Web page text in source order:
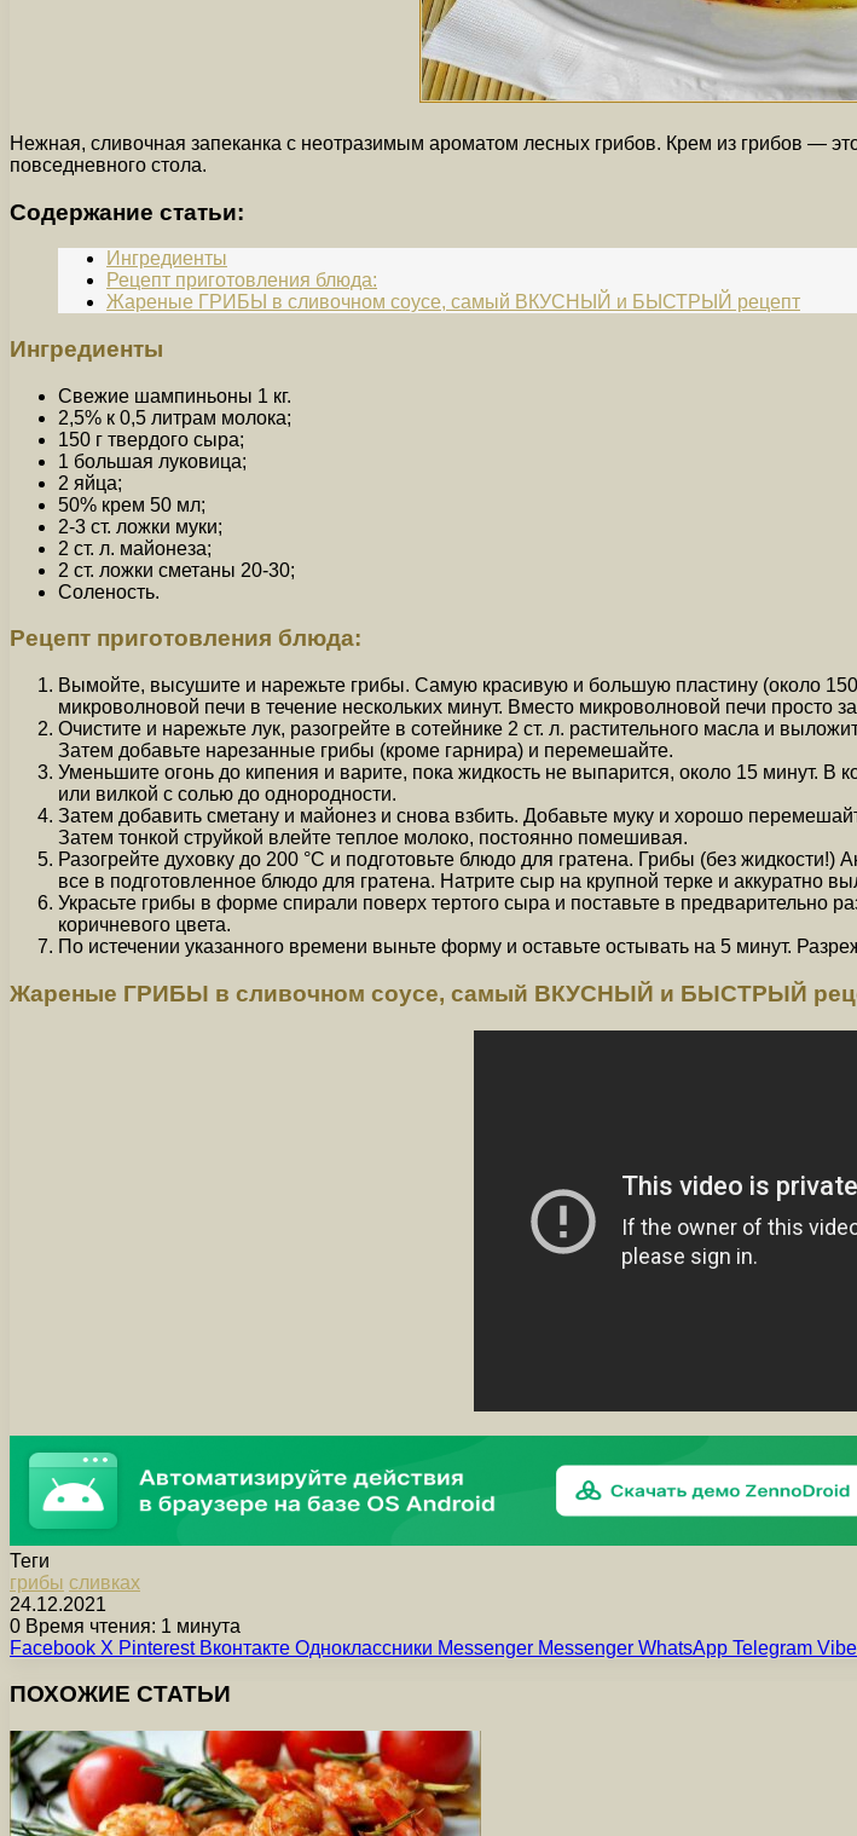
Нежная, сливочная запеканка с неотразимым ароматом лесных грибов. Крем из грибов —
повседневного стола.
Содержание статьи:
Ингредиенты
Рецепт приготовления блюда:
Жареные ГРИБЫ в сливочном соусе, самый ВКУСНЫЙ и БЫСТРЫЙ рецепт
Ингредиенты
Свежие шампиньоны 1 кг.
2,5% к 0,5 литрам молока;
150 г твердого сыра;
1 большая луковица;
2 яйца;
50% крем 50 мл;
2-3 ст. ложки муки;
2 ст. л. майонеза;
2 ст. ложки сметаны 20-30;
Соленость.
Рецепт приготовления блюда:
Вымойте, высушите и нарежьте грибы. Самую красивую и большую пластину (около
микроволновой печи в течение нескольких минут. Вместо микроволновой печи просто
Очистите и нарежьте лук, разогрейте в сотейнике 2 ст. л. растительного масла и
Затем добавьте нарезанные грибы (кроме гарнира) и перемешайте.
Уменьшите огонь до кипения и варите, пока жидкость не выпарится, около 15 минут.
или вилкой с солью до однородности.
Затем добавить сметану и майонез и снова взбить. Добавьте муку и хорошо
Затем тонкой струйкой влейте теплое молоко, постоянно помешивая.
Разогрейте духовку до 200 °C и подготовьте блюдо для гратена. Грибы (без
все в подготовленное блюдо для гратена. Натрите сыр на крупной терке и аккуратно
Украсьте грибы в форме спирали поверх тертого сыра и поставьте в предварительно
коричневого цвета.
По истечении указанного времени выньте форму и оставьте остывать на 5 минут.
Жареные ГРИБЫ в сливочном соусе, самый ВКУСНЫЙ и БЫСТРЫЙ
Теги
грибы сливках
24.12.2021
0 Время чтения: 1 минута
Facebook X Pinterest Вконтакте Одноклассники Messenger Messenger WhatsApp Telegram
ПОХОЖИЕ СТАТЬИ